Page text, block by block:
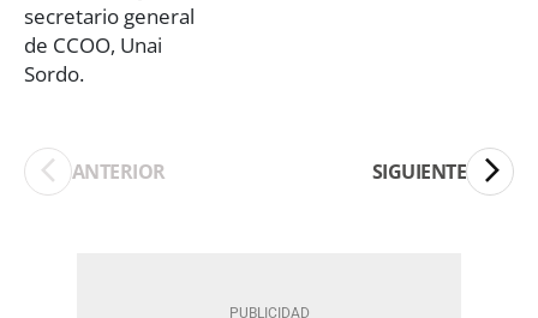
ANTERIOR SIGUIENTE